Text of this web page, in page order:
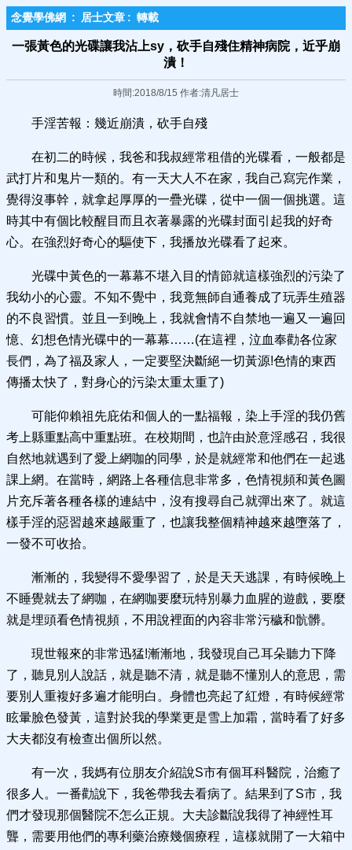
念覺學佛網 : 居士文章 : 轉載
一張黃色的光碟讓我沾上sy，砍手自殘住精神病院，近乎崩
潰！
時間:2018/8/15 作者:清凡居士
手淫苦報：幾近崩潰，砍手自殘
在初二的時候，我爸和我叔經常租借的光碟看，一般都是
武打片和鬼片一類的。有一天大人不在家，我自己寫完作業，
覺得沒事幹，就拿起厚厚的一疊光碟，從中一個一個挑選。這
時其中有個比較醒目而且衣著暴露的光碟封面引起我的好奇
心。在強烈好奇心的驅使下，我播放光碟看了起來。
光碟中黃色的一幕幕不堪入目的情節就這樣強烈的污染了
我幼小的心靈。不知不覺中，我竟無師自通養成了玩弄生殖器
的不良習慣。並且一到晚上，我就會情不自禁地一遍又一遍回
憶、幻想色情光碟中的一幕幕……(在這裡，泣血奉勸各位家
長們，為了福及家人，一定要堅決斷絕一切黃源!色情的東西
傳播太快了，對身心的污染太重太重了)
可能仰賴祖先庇佑和個人的一點福報，染上手淫的我仍舊
考上縣重點高中重點班。在校期間，也許由於意淫感召，我很
自然地就遇到了愛上網咖的同學，於是就經常和他們在一起逃
課上網。在當時，網路上各種信息非常多，色情視頻和黃色圖
片充斥著各種各樣的連結中，沒有搜尋自己就彈出來了。就這
樣手淫的惡習越來越嚴重了，也讓我整個精神越來越墮落了，
一發不可收拾。
漸漸的，我變得不愛學習了，於是天天逃課，有時候晚上
不睡覺就去了網咖，在網咖要麼玩特別暴力血腥的遊戲，要麼
就是埋頭看色情視頻，不用說裡面的內容非常污穢和骯髒。
現世報來的非常迅猛!漸漸地，我發現自己耳朵聽力下降
了，聽見別人說話，就是聽不清，就是聽不懂別人的意思，需
要別人重複好多遍才能明白。身體也亮起了紅燈，有時候經常
眩暈臉色發黃，這對於我的學業更是雪上加霜，當時看了好多
大夫都沒有檢查出個所以然。
有一次，我媽有位朋友介紹說S市有個耳科醫院，治癒了
很多人。一番勸說下，我爸帶我去看病了。結果到了S市，我
們才發現那個醫院不怎么正規。大夫診斷說我得了神經性耳
聾，需要用他們的專利藥治療幾個療程，這樣就開了一大箱中